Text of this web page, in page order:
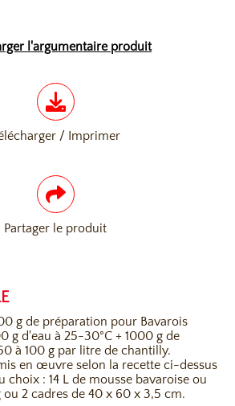
l'argumentaire produit
/ Imprimer
Partager le produit
g de préparation pour Bavarois
g d'eau à 25-30°C + 1000 g de
à 100 g par litre de chantilly.
en œuvre selon la recette ci-dessus
choix : 14 L de mousse bavaroise ou
2 cadres de 40 x 60 x 3,5 cm.